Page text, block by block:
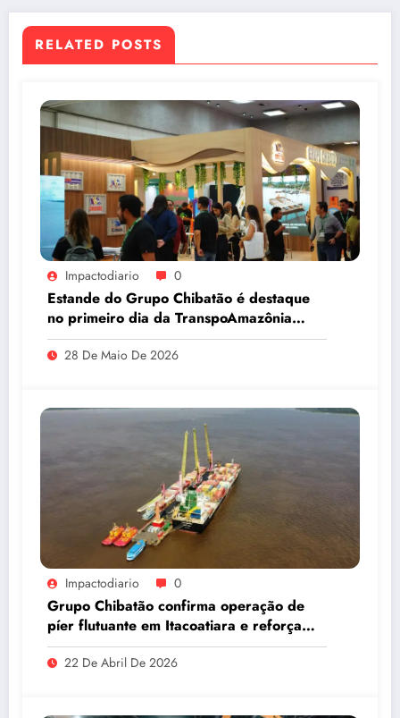
RELATED POSTS
Impactodiario 0
Estande do Grupo Chibatão é destaque
no primeiro dia da TranspoAmazônia
2026
28 De Maio De 2026
Impactodiario 0
Grupo Chibatão confirma operação de
píer flutuante em Itacoatiara e reforça
compromisso com a solução logística para
o Amazonas
22 De Abril De 2026